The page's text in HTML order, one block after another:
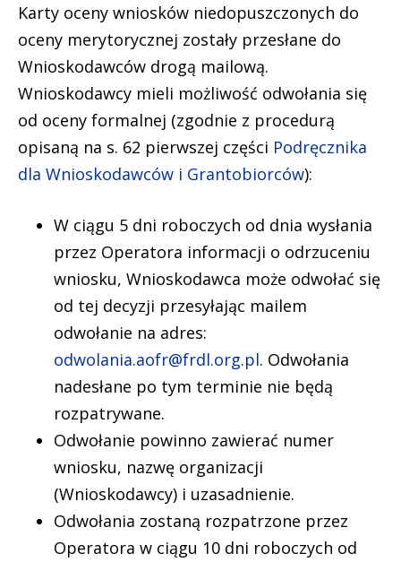
Karty oceny wniosków niedopuszczonych do
oceny merytorycznej zostały przesłane do
Wnioskodawców drogą mailową.
Wnioskodawcy mieli możliwość odwołania się
od oceny formalnej (zgodnie z procedurą
opisaną na s. 62 pierwszej części Podręcznika
dla Wnioskodawców i Grantobiorców):
W ciągu 5 dni roboczych od dnia wysłania
przez Operatora informacji o odrzuceniu
wniosku, Wnioskodawca może odwołać się
od tej decyzji przesyłając mailem
odwołanie na adres:
odwolania.aofr@frdl.org.pl. Odwołania
nadesłane po tym terminie nie będą
rozpatrywane.
Odwołanie powinno zawierać numer
wniosku, nazwę organizacji
(Wnioskodawcy) i uzasadnienie.
Odwołania zostaną rozpatrzone przez
Operatora w ciągu 10 dni roboczych od